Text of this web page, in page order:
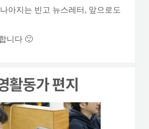
아지는 빈고 뉴스레터, 앞으로도
니다 🙂
활동가 편지